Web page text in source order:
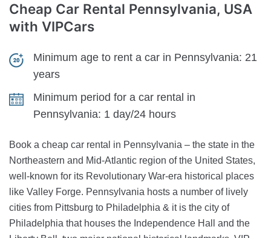
Cheap Car Rental Pennsylvania, USA
with VIPCars
Minimum age to rent a car in Pennsylvania: 21
years
Minimum period for a car rental in
Pennsylvania: 1 day/24 hours
Book a cheap car rental in Pennsylvania – the state in the
Northeastern and Mid-Atlantic region of the United States,
well-known for its Revolutionary War-era historical places
like Valley Forge. Pennsylvania hosts a number of lively
cities from Pittsburg to Philadelphia & it is the city of
Philadelphia that houses the Independence Hall and the